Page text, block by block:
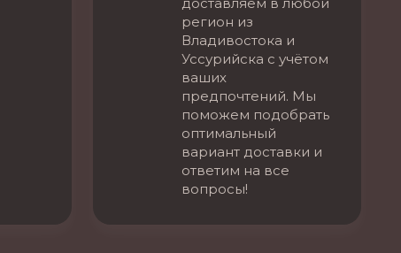
регион из
Владивостока и
Уссурийска с учётом
ваших
предпочтений. Мы
поможем подобрать
оптимальный
вариант доставки и
ответим на все
вопросы!